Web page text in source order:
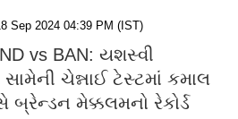
Sep 2024 04:39 PM (IST)
vs BAN: યશસ્વી
ચેન્નાઈ ટેસ્ટમાં કમાલ
બ્રેન્ડન મેક્કલમનો રેકોર્ડ